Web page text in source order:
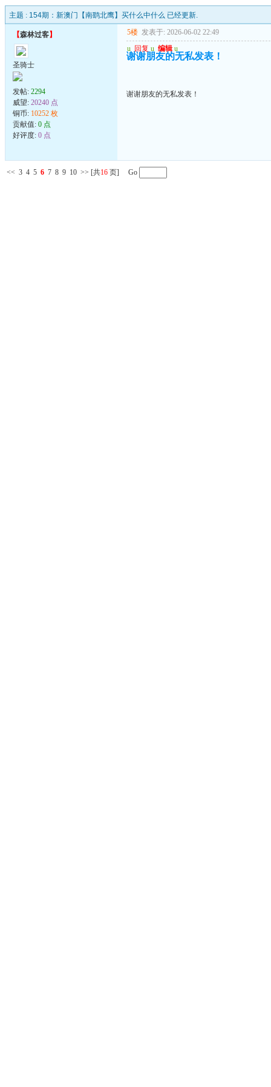
主题 : 154期：新澳门【南鹞北鹰】买什么中什么 已经更新.
【森林过客】
圣骑士
发帖: 2294
威望: 20240 点
铜币: 10252 枚
贡献值: 0 点
好评度: 0 点
5楼 发表于: 2026-06-02 22:49
u 回复 u 编辑 u
谢谢朋友的无私发表！
谢谢朋友的无私发表！
<< 3 4 5 6 7 8 9 10 >> [共16 页] Go